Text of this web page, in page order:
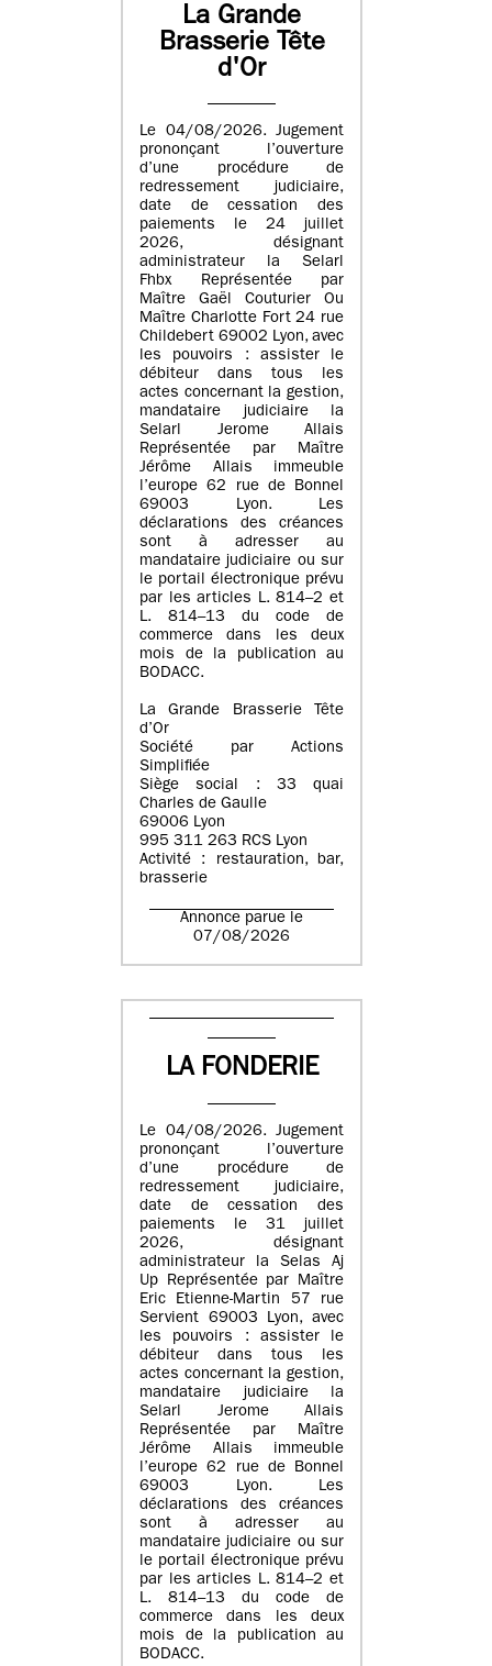
La Grande
Brasserie Tête
d'Or
Le 04/08/2026. Jugement
prononçant l’ouverture
d’une procédure de
redressement judiciaire,
date de cessation des
paiements le 24 juillet
2026, désignant
administrateur la Selarl
Fhbx Représentée par
Maître Gaël Couturier Ou
Maître Charlotte Fort 24 rue
Childebert 69002 Lyon, avec
les pouvoirs : assister le
débiteur dans tous les
actes concernant la gestion,
mandataire judiciaire la
Selarl Jerome Allais
Représentée par Maître
Jérôme Allais immeuble
l’europe 62 rue de Bonnel
69003 Lyon. Les
déclarations des créances
sont à adresser au
mandataire judiciaire ou sur
le portail électronique prévu
par les articles L. 814–2 et
L. 814–13 du code de
commerce dans les deux
mois de la publication au
BODACC.
La Grande Brasserie Tête
d’Or
Société par Actions
Simplifiée
Siège social : 33 quai
Charles de Gaulle
69006 Lyon
995 311 263 RCS Lyon
Activité : restauration, bar,
brasserie
Annonce parue le
07/08/2026
LA FONDERIE
Le 04/08/2026. Jugement
prononçant l’ouverture
d’une procédure de
redressement judiciaire,
date de cessation des
paiements le 31 juillet
2026, désignant
administrateur la Selas Aj
Up Représentée par Maître
Eric Etienne-Martin 57 rue
Servient 69003 Lyon, avec
les pouvoirs : assister le
débiteur dans tous les
actes concernant la gestion,
mandataire judiciaire la
Selarl Jerome Allais
Représentée par Maître
Jérôme Allais immeuble
l’europe 62 rue de Bonnel
69003 Lyon. Les
déclarations des créances
sont à adresser au
mandataire judiciaire ou sur
le portail électronique prévu
par les articles L. 814–2 et
L. 814–13 du code de
commerce dans les deux
mois de la publication au
BODACC.